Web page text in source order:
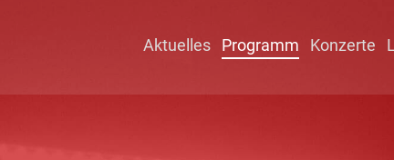
Aktuelles Programm Konzerte